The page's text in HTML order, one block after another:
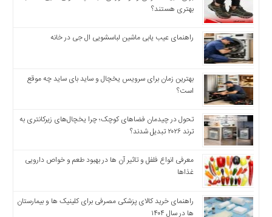
بهتری هستند؟
راهنمای عیب یابی ماشین لباسشویی ال جی در خانه
بهترین زمان برای سرویس یخچال و ساید بای ساید چه موقع
است؟
تحول در چیدمان فضاهای کوچک؛ چرا یخچال‌های زیرکانتری به
ترند ۲۰۲۶ تبدیل شدند؟
معرفی انواع فلفل و تاثیر آن ‌ها در بهبود طعم و خواص دارویی
غذاها
راهنمای خرید کالای پزشکی مصرفی برای کلینیک ها و بیمارستان
ها در سال ۱۴۰۴